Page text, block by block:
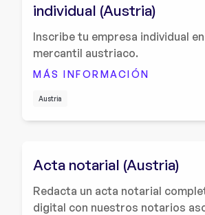
Austria
individual (Austria)
Inscribe tu empresa individual
mercantil austriaco.
MÁS INFORMACIÓN
Acta notarial (Austria)
Redacta un acta notarial
digital con nuestros notarios